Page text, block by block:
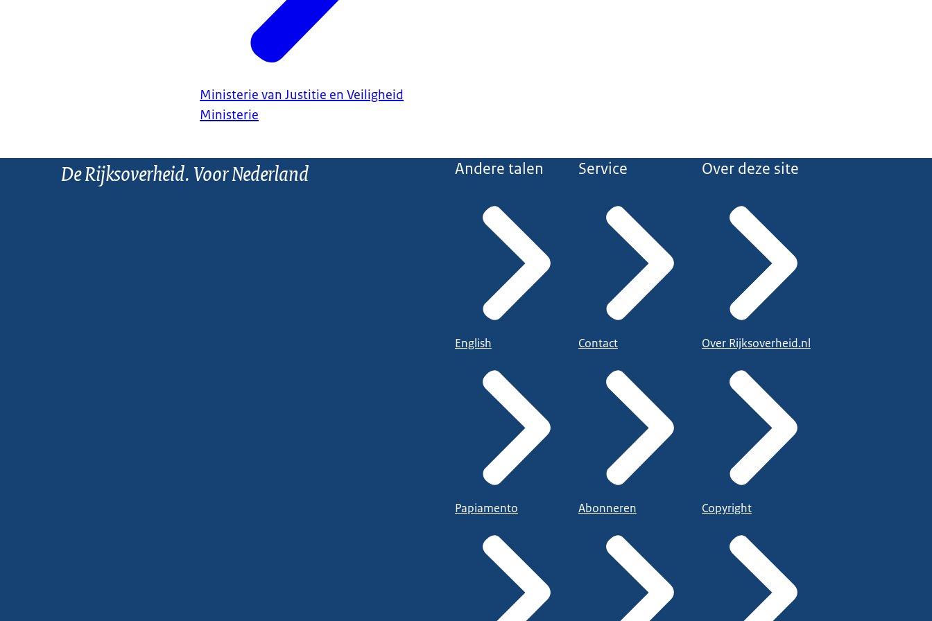
Ministerie van Justitie en Veiligheid
Ministerie
De Rijksoverheid. Voor Nederland Andere talen
English
Papiamento
Service
Contact
Abonneren
Over deze site
Over Rijksoverheid.nl
Copyright